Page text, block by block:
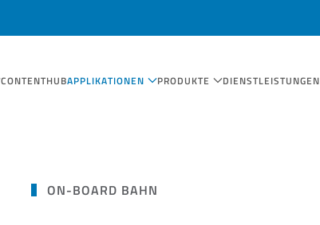
CONTENTHUBAPPLIKATIONEN PRODUKTE DIENSTLEISTUNGEN
ON-BOARD BAHN